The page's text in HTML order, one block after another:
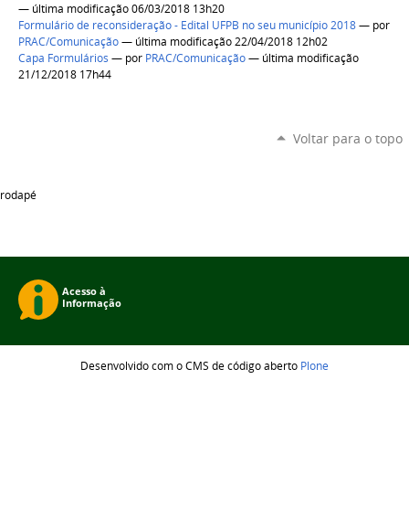
— última modificação 06/03/2018 13h20
Formulário de reconsideração - Edital UFPB no seu município 2018— por
PRAC/Comunicação— última modificação 22/04/2018 12h02
Capa Formulários — por PRAC/Comunicação— última modificação
21/12/2018 17h44
Voltar para o topo
rodapé
Desenvolvido com o CMS de código aberto Plone